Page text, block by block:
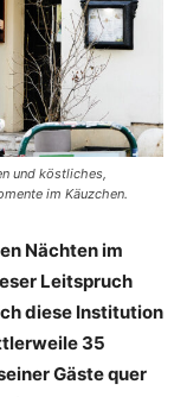
und köstliches,
im Käuzchen.
Nächten im
Leitspruch
diese Institution
35
Gäste quer